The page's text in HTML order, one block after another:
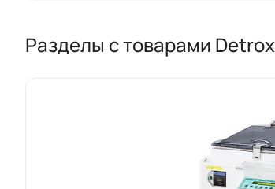
Разделы с товарами